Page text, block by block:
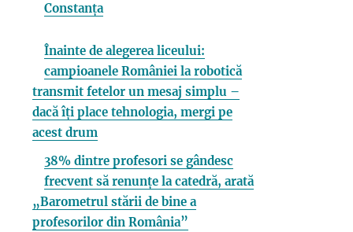
Constanța
Înainte de alegerea liceului:
campioanele României la robotică
transmit fetelor un mesaj simplu –
dacă îți place tehnologia, mergi pe
acest drum
38% dintre profesori se gândesc
frecvent să renunțe la catedră, arată
„Barometrul stării de bine a
profesorilor din România”